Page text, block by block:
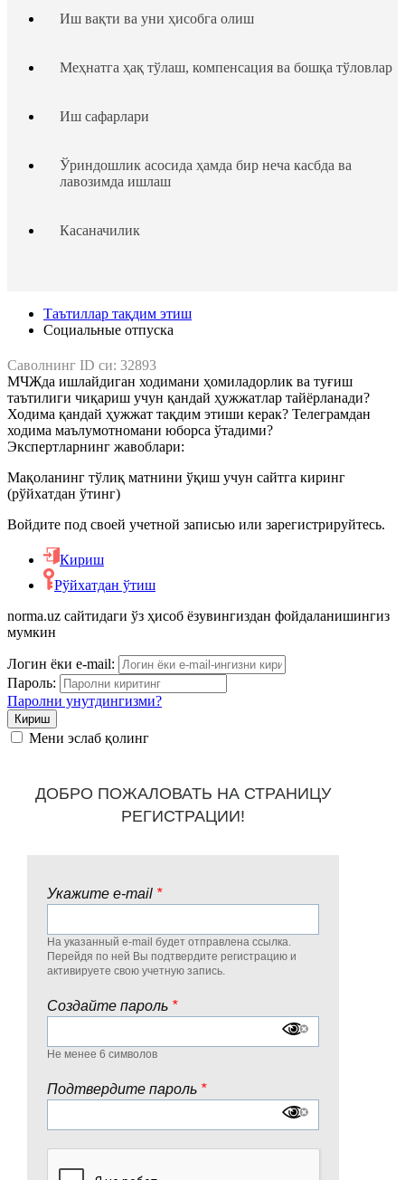
Иш вақти ва уни ҳисобга олиш
Меҳнатга ҳақ тўлаш, компенсация ва бошқа тўловлар
Иш сафарлари
Ўриндошлик асосида ҳамда бир неча касбда ва
лавозимда ишлаш
Касаначилик
Ходим ва иш берувчининг жавобгарлиги
Ходимлар ҳуқуқларининг кафолатлари
Чет эллик шахсларни ишга жойлаштириш
Ходимларни аттестациядан ўтказиш
Меҳнат низолари
Кадрлар ишини юритиш
Меҳнат шартномасини ўзгартириш
Меҳнатга оид муносабатларни бекор қилиш
Таътиллар тақдим этиш
Cоциальные отпуска
Саволнинг ID си: 32893
МЧЖда ишлайдиган ходимани ҳомиладорлик ва туғиш
таътилиги чиқариш учун қандай ҳужжатлар тайёрланади?
Ходима қандай ҳужжат тақдим этиши керак? Телеграмдан
ходима маълумотномани юборса ўтадими?
Экспертларнинг жавоблари:
Мақоланинг тўлиқ матнини ўқиш учун сайтга киринг
(рўйхатдан ўтинг)
Войдите под своей учетной записью или зарегистрируйтесь.
Кириш
Рўйхатдан ўтиш
norma.uz сайтидаги ўз ҳисоб ёзувингиздан фойдаланишингиз
мумкин
Логин ёки e-mail:
Пароль:
Паролни унутдингизми?
Мени эслаб қолинг